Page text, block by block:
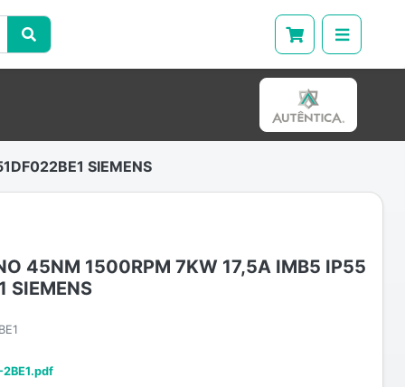
SIEMENS
45NM 1500RPM 7KW 17,5A IMB5 IP55
SIEMENS
2BE1.pdf